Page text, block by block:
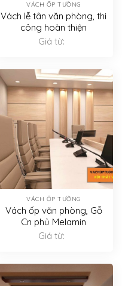
VÁCH ỐP TƯỜNG
Vách lễ tân văn phòng, thi
công hoàn thiện
Giá từ:
VÁCH ỐP TƯỜNG
Vách ốp văn phòng, Gỗ
Cn phủ Melamin
Giá từ: